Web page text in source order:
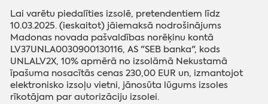
Lai varētu piedalīties izsolē, pretendentiem līdz
10.03.2025. (ieskaitot) jāiemaksā nodrošinājums
Madonas novada pašvaldības norēķinu kontā
LV37UNLA0030900130116, AS "SEB banka", kods
UNLALV2X, 10% apmērā no izsolāmā Nekustamā
īpašuma nosacītās cenas 230,00 EUR un, izmantojot
elektronisko izsoļu vietni, jānosūta lūgums izsoles
rīkotājam par autorizāciju izsolei.